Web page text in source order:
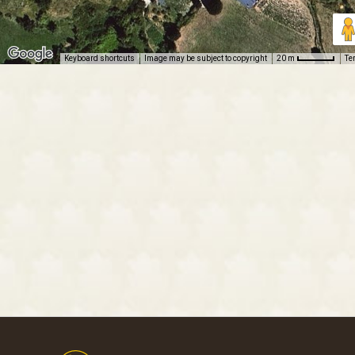
Keyboard shortcuts Image may be subject to copyright 20 m